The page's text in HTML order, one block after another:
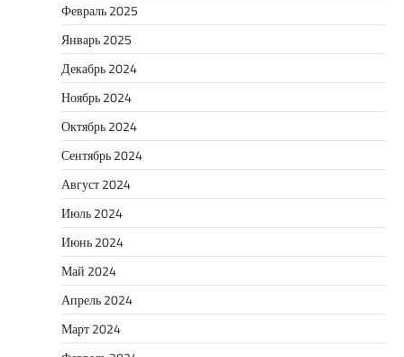
Февраль 2025
Январь 2025
Декабрь 2024
Ноябрь 2024
Октябрь 2024
Сентябрь 2024
Август 2024
Июль 2024
Июнь 2024
Май 2024
Апрель 2024
Март 2024